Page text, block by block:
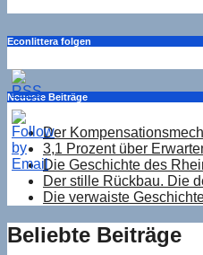
Econlittera folgen
Neueste Beiträge
Der
3,1 Prozent über
Die Geschichte des
Der stille Rückbau. Die
Die verwaiste
Beliebte Beiträge